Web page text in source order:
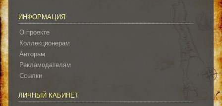
ИНФОРМАЦИЯ
О проекте
Коллекционерам
Авторам
Рекламодателям
Ссылки
ЛИЧНЫЙ КАБИНЕТ